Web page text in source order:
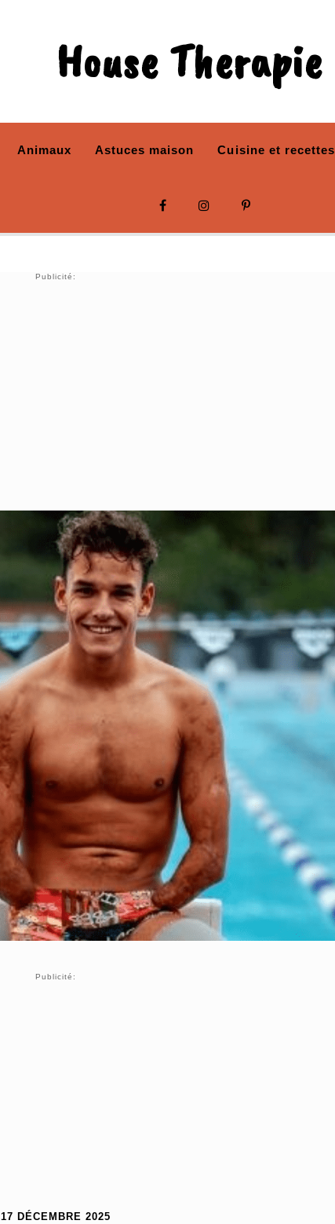
House Therapie
Animaux Astuces maison Cuisine et recettes
Publicité:
Publicité:
17 DÉCEMBRE 2025